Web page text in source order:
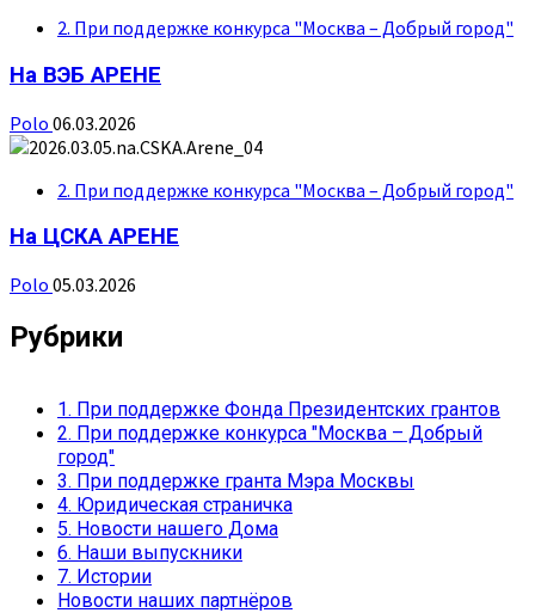
2. При поддержке конкурса "Москва – Добрый город"
На ВЭБ АРЕНЕ
Polo 06.03.2026
2. При поддержке конкурса "Москва – Добрый город"
На ЦСКА АРЕНЕ
Polo 05.03.2026
Рубрики
1. При поддержке Фонда Президентских грантов
2. При поддержке конкурса "Москва – Добрый
город"
3. При поддержке гранта Мэра Москвы
4. Юридическая страничка
5. Новости нашего Дома
6. Наши выпускники
7. Истории
Новости наших партнёров